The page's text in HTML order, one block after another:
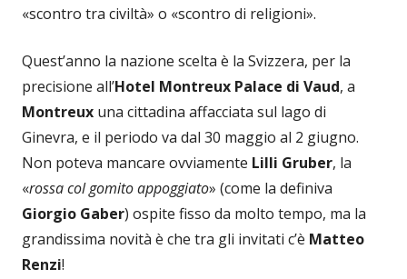
«scontro tra civiltà» o «scontro di religioni».
Quest’anno la nazione scelta è la Svizzera, per la
precisione all’Hotel Montreux Palace di Vaud, a
Montreux una cittadina affacciata sul lago di
Ginevra, e il periodo va dal 30 maggio al 2 giugno.
Non poteva mancare ovviamente Lilli Gruber, la
«rossa col gomito appoggiato» (come la definiva
Giorgio Gaber) ospite fisso da molto tempo, ma la
grandissima novità è che tra gli invitati c’è Matteo
Renzi!